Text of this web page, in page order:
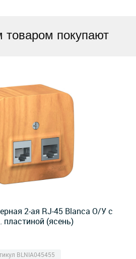
товаром покупают
2-ая RJ-45 Blanca О/У с
пластиной (ясень)
BLNIA045455